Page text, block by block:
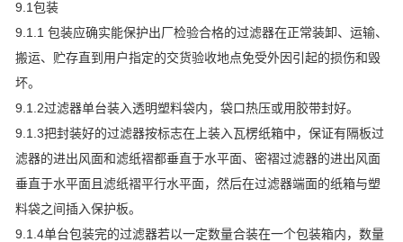
9.1包装
9.1.1 包装应确实能保护出厂检验合格的过滤器在正常装卸、运输、
搬运、贮存直到用户指定的交货验收地点免受外因引起的损伤和毁
坏。
9.1.2过滤器单台装入透明塑料袋内，袋口热压或用胶带封好。
9.1.3把封装好的过滤器按标志在上装入瓦楞纸箱中，保证有隔板过
滤器的进出风面和滤纸褶都垂直于水平面、密褶过滤器的进出风面
垂直于水平面且滤纸褶平行水平面，然后在过滤器端面的纸箱与塑
料袋之间插入保护板。
9.1.4单台包装完的过滤器若以一定数量合装在一个包装箱内，数量